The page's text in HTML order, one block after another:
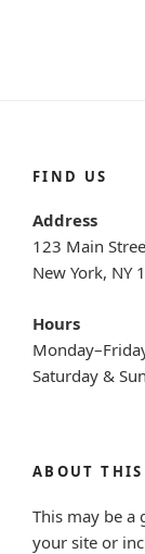
FIND US
Address
123 Main
New York, NY
Hours
Saturday &
ABOUT THIS
This may be a
your site or